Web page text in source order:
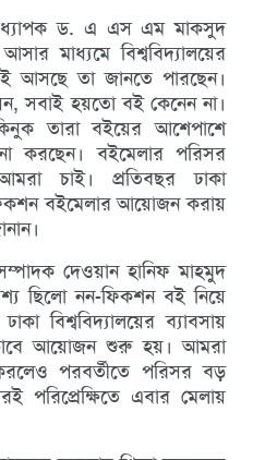
অধ্যাপক ড. এ এস এম মাকসুদ
মাধ্যমে বিশ্ববিদ্যালয়ের
আসছে তা জানতে পারছেন।
সবাই হয়তো বই কেনেন না।
তারা বইয়ের আশেপাশে
করছেন। বইমেলার পরিসর
চাই। প্রতিবছর ঢাকা
বইমেলার আয়োজন করায়
দেওয়ান হানিফ মাহমুদ
ছিলো নন-ফিকশন বই নিয়ে
বিশ্ববিদ্যালয়ের ব্যাবসায়
আয়োজন শুরু হয়। আমরা
পরবর্তীতে পরিসর বড়
পরিপ্রেক্ষিতে এবার মেলায়